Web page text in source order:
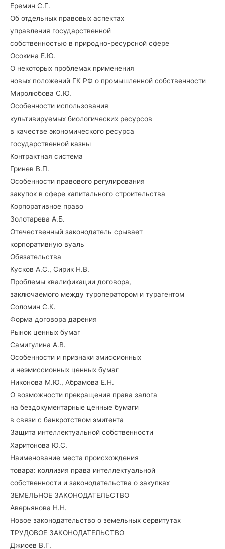
Еремин С.Г.
Об отдельных правовых аспектах
управления государственной
собственностью в природно-ресурсной сфере
Осокина Е.Ю.
О некоторых проблемах применения
новых положений ГК РФ о промышленной собственности
Миролюбова C.Ю.
Особенности использования
культивируемых биологических ресурсов
в качестве экономического ресурса
государственной казны
Контрактная система
Гринев В.П.
Особенности правового регулирования
закупок в сфере капитального строительства
Корпоративное право
Золотарева А.Б.
Отечественный законодатель срывает
корпоративную вуаль
Обязательства
Кусков А.С., Сирик Н.В.
Проблемы квалификации договора,
заключаемого между туроператором и турагентом
Соломин С.К.
Форма договора дарения
Рынок ценных бумаг
Самигулина А.В.
Особенности и признаки эмиссионных
и неэмиссионных ценных бумаг
Никонова М.Ю., Абрамова Е.Н.
О возможности прекращения права залога
на бездокументарные ценные бумаги
в связи с банкротством эмитента
Защита интеллектуальной собственности
Харитонова Ю.С.
Наименование места происхождения
товара: коллизия права интеллектуальной
собственности и законодательства о закупках
ЗЕМЕЛЬНОЕ ЗАКОНОДАТЕЛЬСТВО
Аверьянова Н.Н.
Новое законодательство о земельных сервитутах
ТРУДОВОЕ ЗАКОНОДАТЕЛЬСТВО
Джиоев В.Г.